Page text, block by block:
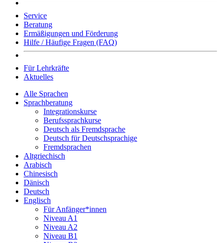
Service
Beratung
Ermäßigungen und Förderung
Hilfe / Häufige Fragen (FAQ)
Für Lehrkräfte
Aktuelles
Alle Sprachen
Sprachberatung
Integrationskurse
Berufssprachkurse
Deutsch als Fremdsprache
Deutsch für Deutschsprachige
Fremdsprachen
Altgriechisch
Arabisch
Chinesisch
Dänisch
Deutsch
Englisch
Für Anfänger*innen
Niveau A1
Niveau A2
Niveau B1